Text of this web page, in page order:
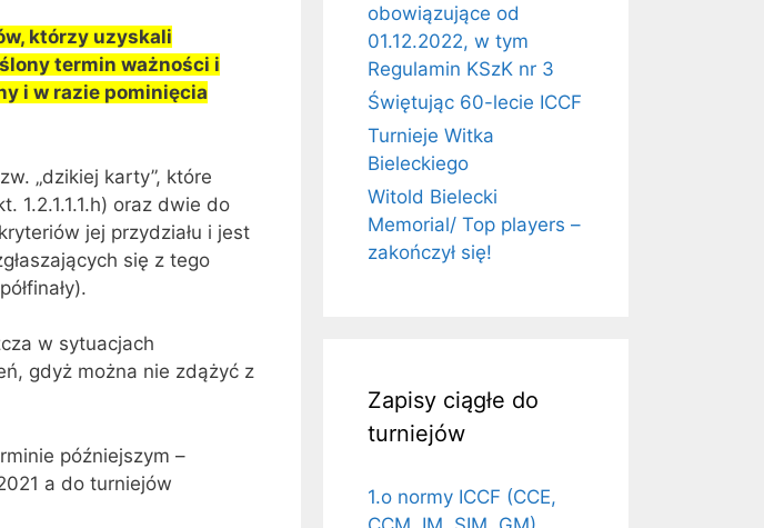
którzy uzyskali
termin ważności i
i w razie pominięcia
„dzikiej karty”, które
1.2.1.1.1.h) oraz dwie do
jej przydziału i jest
się z tego
w sytuacjach
gdyż można nie zdążyć z
późniejszym –
a do turniejów
obowiązujące od
01.12.2022, w tym
Regulamin KSzK nr 3
Świętując 60-lecie ICCF
Turnieje Witka
Bieleckiego
Witold Bielecki
Memorial/ Top players –
zakończył się!
Zapisy ciągłe do
turniejów
1.o normy ICCF (CCE,